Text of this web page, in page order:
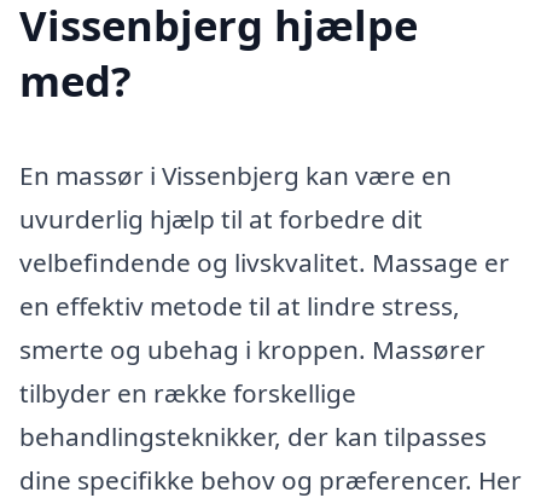
Vissenbjerg hjælpe
med?
En massør i Vissenbjerg kan være en
uvurderlig hjælp til at forbedre dit
velbefindende og livskvalitet. Massage er
en effektiv metode til at lindre stress,
smerte og ubehag i kroppen. Massører
tilbyder en række forskellige
behandlingsteknikker, der kan tilpasses
dine specifikke behov og præferencer. Her